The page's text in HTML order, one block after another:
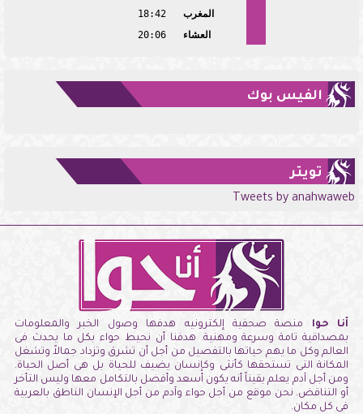
المغرب
18:42
العشاء
20:06
الفيس بوك
تويتر
Tweets by anahwaweb
أنا حوا منصة صحفية إلكترونيه هدفها وصول الخبر والمعلومات
بمصداقية تامة وسرعة ومهنية. هدفنا أن نحيط حواء بكل ما يحدث فى
العالم وكل ما يهم حياتها بالتفصيل من أجل أن تشرق وتزداد جمالاً وتشغل
المكانة التى تستحقها كأنثى وكإنسان يضيف للحياة بل هى أصل الحياة.
ومن أجل آدم يعلم يقيناً أنه يكون أسعد وأفضل بالتكامل معها وليس التأخر
أو التناقض. نحن موقع من أجل حواء وآدم من أجل الإنسان الناطق بالعربية
فى كل مكان.